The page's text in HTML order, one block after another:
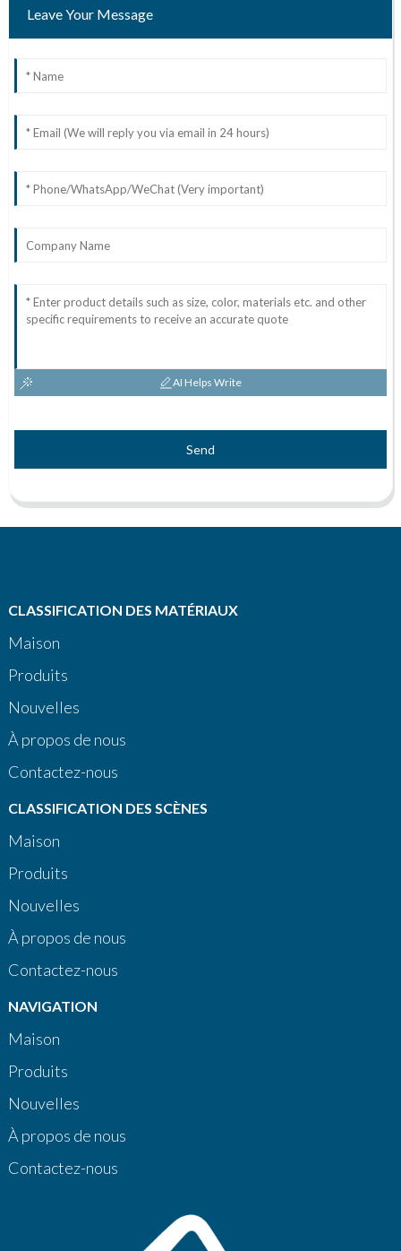
Leave Your Message
AI Helps Write
Send
CLASSIFICATION DES MATÉRIAUX
Maison
Produits
Nouvelles
À propos de nous
Contactez-nous
CLASSIFICATION DES SCÈNES
Maison
Produits
Nouvelles
À propos de nous
Contactez-nous
NAVIGATION
Maison
Produits
Nouvelles
À propos de nous
Contactez-nous